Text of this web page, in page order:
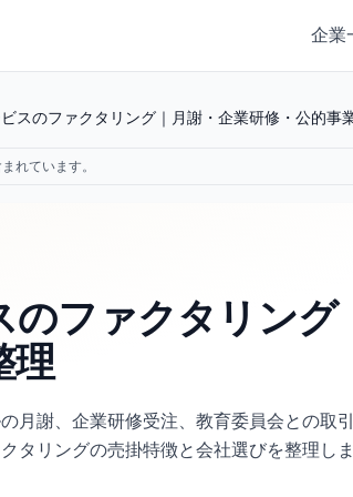
企業
スのファクタリング｜月謝・企業研修・公的事
れています。
のファクタリング
理
月謝、企業研修受注、教育委員会との取
タリングの売掛特徴と会社選びを整理しま